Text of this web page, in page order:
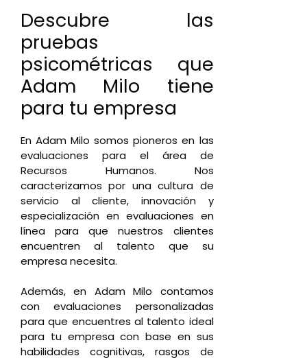
Descubre las
pruebas
psicométricas que
Adam Milo tiene
para tu empresa
En Adam Milo somos pioneros en las
evaluaciones para el área de
Recursos Humanos. Nos
caracterizamos por una cultura de
servicio al cliente, innovación y
especialización en evaluaciones en
línea para que nuestros clientes
encuentren al talento que su
empresa necesita.
Además, en Adam Milo contamos
con evaluaciones personalizadas
para que encuentres al talento ideal
para tu empresa con base en sus
habilidades cognitivas, rasgos de